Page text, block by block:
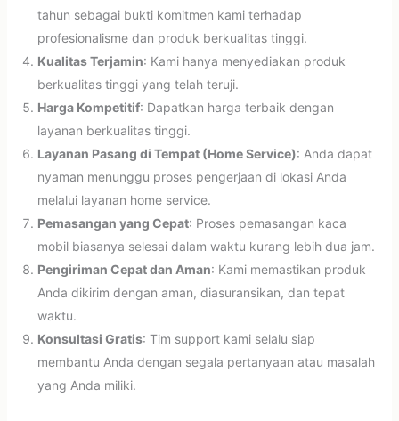
tahun sebagai bukti komitmen kami terhadap
profesionalisme dan produk berkualitas tinggi.
Kualitas Terjamin: Kami hanya menyediakan produk
berkualitas tinggi yang telah teruji.
Harga Kompetitif: Dapatkan harga terbaik dengan
layanan berkualitas tinggi.
Layanan Pasang di Tempat (Home Service): Anda dapat
nyaman menunggu proses pengerjaan di lokasi Anda
melalui layanan home service.
Pemasangan yang Cepat: Proses pemasangan kaca
mobil biasanya selesai dalam waktu kurang lebih dua jam.
Pengiriman Cepat dan Aman: Kami memastikan produk
Anda dikirim dengan aman, diasuransikan, dan tepat
waktu.
Konsultasi Gratis: Tim support kami selalu siap
membantu Anda dengan segala pertanyaan atau masalah
yang Anda miliki.